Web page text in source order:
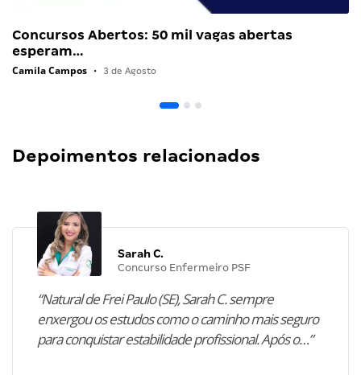
Concursos Abertos: 50 mil vagas abertas
esperam…
Camila Campos • 3 de Agosto
Depoimentos relacionados
Sarah C.
Concurso Enfermeiro PSF
“Natural de Frei Paulo (SE), Sarah C. sempre
enxergou os estudos como o caminho mais seguro
para conquistar estabilidade profissional. Após o…”